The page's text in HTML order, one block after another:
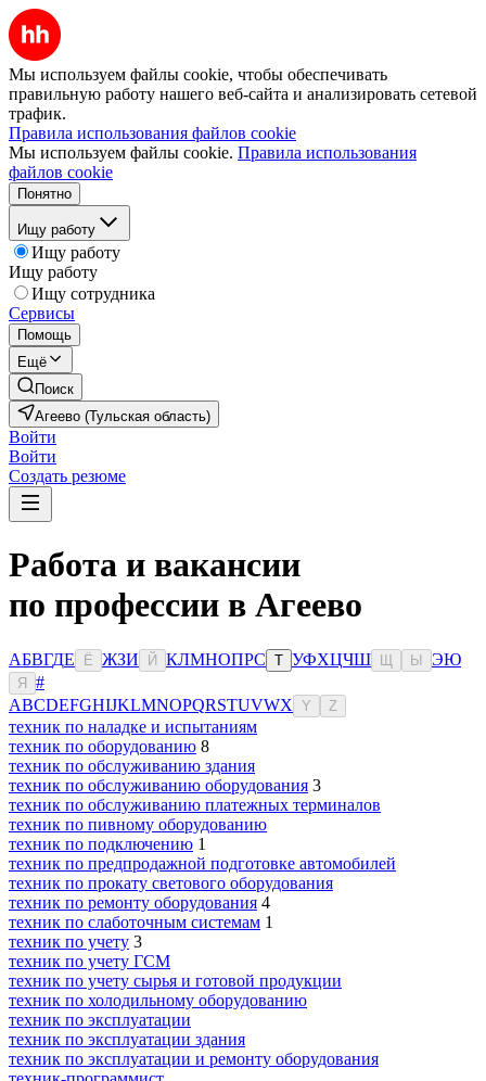
Мы используем файлы cookie, чтобы обеспечивать
правильную работу нашего веб-сайта и анализировать сетевой
трафик.
Правила использования файлов cookie
Мы используем файлы cookie. Правила использования
файлов cookie
Понятно
Ищу работу
Ищу работу
Ищу работу
Ищу сотрудника
Сервисы
Помощь
Ещё
Поиск
Агеево (Тульская область)
Войти
Войти
Создать резюме
Работа и вакансии
по профессии в Агеево
АБВГДЕ Ё ЖЗИ Й КЛМНОПРС Т УФХЦЧШ Ы ЭЮ
Я
#
ABCDEFGHIJKLMNOPQRSTUVWX Y Z
техник по наладке и испытаниям
техник по оборудованию 8
техник по обслуживанию здания
техник по обслуживанию оборудования 3
техник по обслуживанию платежных терминалов
техник по пивному оборудованию
техник по подключению 1
техник по предпродажной подготовке автомобилей
техник по прокату светового оборудования
техник по ремонту оборудования 4
техник по слаботочным системам 1
техник по учету 3
техник по учету ГСМ
техник по учету сырья и готовой продукции
техник по холодильному оборудованию
техник по эксплуатации
техник по эксплуатации здания
техник по эксплуатации и ремонту оборудования